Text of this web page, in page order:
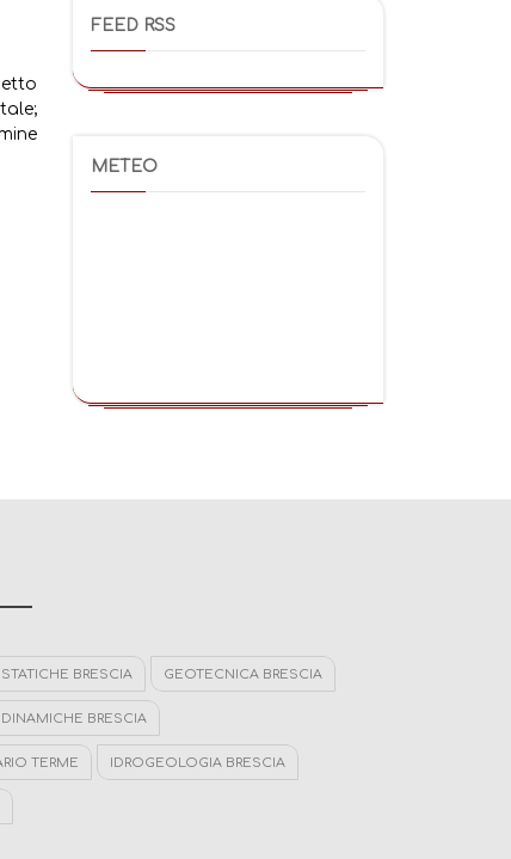
FEED RSS
METEO
BRESCIA GEOTECNICA BRESCIA
BRESCIA
TERME IDROGEOLOGIA BRESCIA